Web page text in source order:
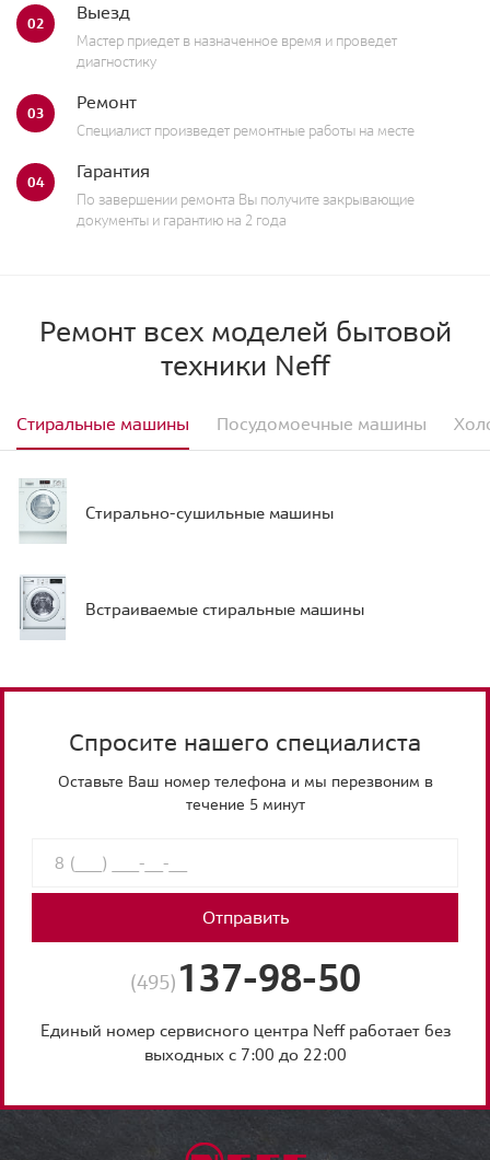
02 Выезд
Мастер приедет в назначенное время и проведет
диагностику
03 Ремонт
Специалист произведет ремонтные работы на месте
04 Гарантия
По завершении ремонта Вы получите закрывающие
документы и гарантию на 2 года
Ремонт всех моделей бытовой
техники Neff
Стиральные машины Посудомоечные машины
Стирально-сушильные машины
Встраиваемые стиральные машины
Спросите нашего специалиста
Оставьте Ваш номер телефона и мы перезвоним в
течение 5 минут
Отправить
(495) 137-98-50
Единый номер сервисного центра Neff работает без
выходных с 7:00 до 22:00